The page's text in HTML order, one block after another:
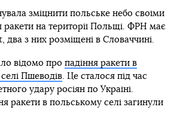
зміцнити польське небо своїми
ракети на території Польщі. ФРН має
два з них розміщені в Словаччині.
відомо про падіння ракети в
Пшеводів. Це сталося під час
удару росіян по Україні.
ракети в польському селі загинули